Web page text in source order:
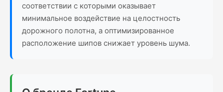
соответствии с которыми оказывает
минимальное воздействие на целостность
дорожного полотна, а оптимизированное
расположение шипов снижает уровень шума.